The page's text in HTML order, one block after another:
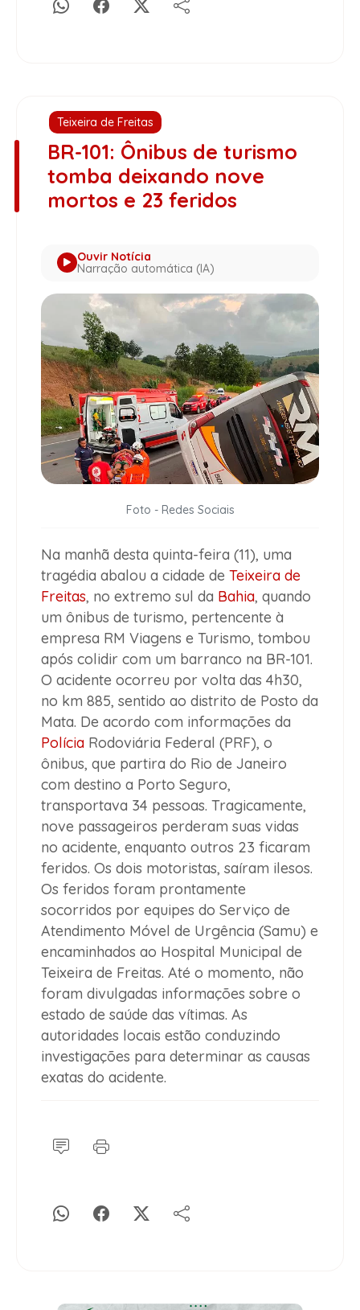
Teixeira de Freitas
BR-101: Ônibus de turismo
tomba deixando nove
mortos e 23 feridos
Ouvir Notícia
Narração automática (IA)
Foto - Redes Sociais
Na manhã desta quinta-feira (11), uma
tragédia abalou a cidade de Teixeira de
Freitas, no extremo sul da Bahia, quando
um ônibus de turismo, pertencente à
empresa RM Viagens e Turismo, tombou
após colidir com um barranco na BR-101.
O acidente ocorreu por volta das 4h30,
no km 885, sentido ao distrito de Posto da
Mata. De acordo com informações da
Polícia Rodoviária Federal (PRF), o
ônibus, que partira do Rio de Janeiro
com destino a Porto Seguro,
transportava 34 pessoas. Tragicamente,
nove passageiros perderam suas vidas
no acidente, enquanto outros 23 ficaram
feridos. Os dois motoristas, saíram ilesos.
Os feridos foram prontamente
socorridos por equipes do Serviço de
Atendimento Móvel de Urgência (Samu) e
encaminhados ao Hospital Municipal de
Teixeira de Freitas. Até o momento, não
foram divulgadas informações sobre o
estado de saúde das vítimas. As
autoridades locais estão conduzindo
investigações para determinar as causas
exatas do acidente.